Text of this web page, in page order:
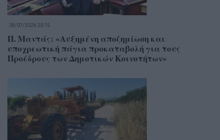
28/07/2026 20:15
Π. Μαντάς: «Αυξημένη αποζημίωση και
υποχρεωτική πάγια προκαταβολή για τους
Προέδρους των Δημοτικών Κοινοτήτων»